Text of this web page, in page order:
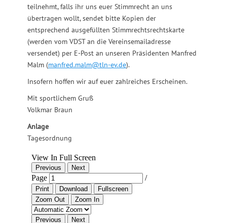
teilnehmt, falls ihr uns euer Stimmrecht an uns
übertragen wollt, sendet bitte Kopien der
entsprechend ausgefüllten Stimmrechtsrechtskarte
(werden vom VDST an die Vereinsemailadresse
versendet) per E-Post an unseren Präsidenten Manfred
Malm (manfred.malm@tln-ev.de).
Insofern hoffen wir auf euer zahlreiches Erscheinen.
Mit sportlichem Gruß
Volkmar Braun
Anlage
Tagesordnung